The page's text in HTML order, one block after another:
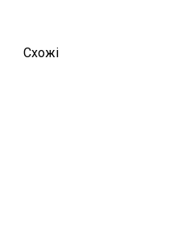
Схожi